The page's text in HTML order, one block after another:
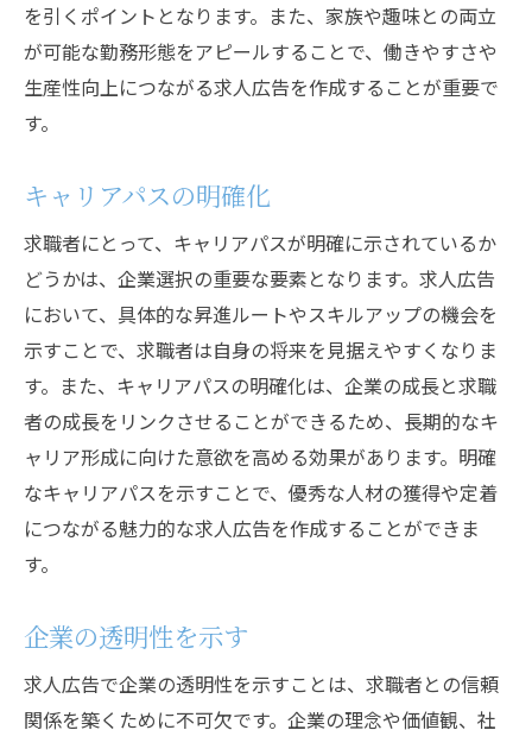
を引くポイントとなります。また、家族や趣味との両立
が可能な勤務形態をアピールすることで、働きやすさや
生産性向上につながる求人広告を作成することが重要で
す。
キャリアパスの明確化
求職者にとって、キャリアパスが明確に示されているか
どうかは、企業選択の重要な要素となります。求人広告
において、具体的な昇進ルートやスキルアップの機会を
示すことで、求職者は自身の将来を見据えやすくなりま
す。また、キャリアパスの明確化は、企業の成長と求職
者の成長をリンクさせることができるため、長期的なキ
ャリア形成に向けた意欲を高める効果があります。明確
なキャリアパスを示すことで、優秀な人材の獲得や定着
につながる魅力的な求人広告を作成することができま
す。
企業の透明性を示す
求人広告で企業の透明性を示すことは、求職者との信頼
関係を築くために不可欠です。企業の理念や価値観、社